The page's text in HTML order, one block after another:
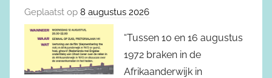
Geplaatst op 8 augustus 2026
“Tussen 10 en 16 augustus
1972 braken in de
Afrikaanderwijk in